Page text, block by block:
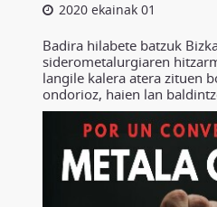
2020 ekainak 01
Badira hilabete batzuk
siderometalurgiaren
langile kalera atera zituen
ondorioz, haien lan